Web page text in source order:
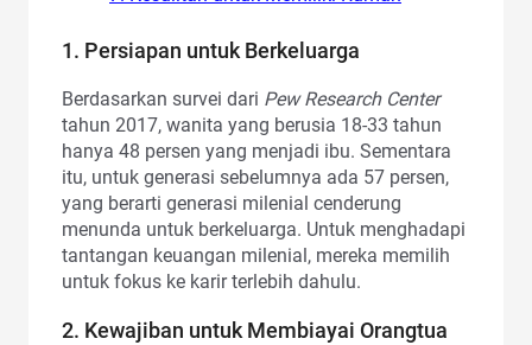
1. Persiapan untuk Berkeluarga
Berdasarkan survei dari Pew Research Center
tahun 2017, wanita yang berusia 18-33 tahun
hanya 48 persen yang menjadi ibu. Sementara
itu, untuk generasi sebelumnya ada 57 persen,
yang berarti generasi milenial cenderung
menunda untuk berkeluarga. Untuk menghadapi
tantangan keuangan milenial, mereka memilih
untuk fokus ke karir terlebih dahulu.
2. Kewajiban untuk Membiayai Orangtua